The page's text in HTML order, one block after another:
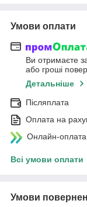
Умови оплати
Ви отримаєте
або гроші
Детальніше
Післяплата
Оплата на
Онлайн-
Всі умови оплати
Умови